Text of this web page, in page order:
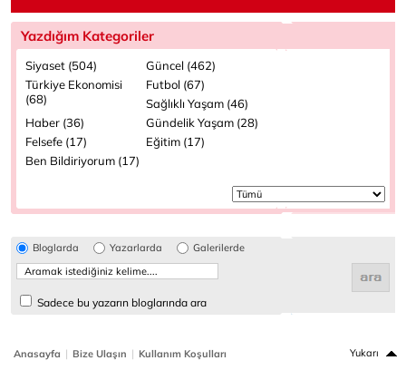
Yazdığım Kategoriler
Siyaset (504)
Güncel (462)
Türkiye Ekonomisi
(68)
Futbol (67)
Sağlıklı Yaşam (46)
Haber (36)
Gündelik Yaşam (28)
Felsefe (17)
Eğitim (17)
Ben Bildiriyorum (17)
Bloglarda Yazarlarda Galerilerde
Sadece bu yazarın bloglarında ara
Anasayfa | Bize Ulaşın | Kullanım Koşulları Yukarı